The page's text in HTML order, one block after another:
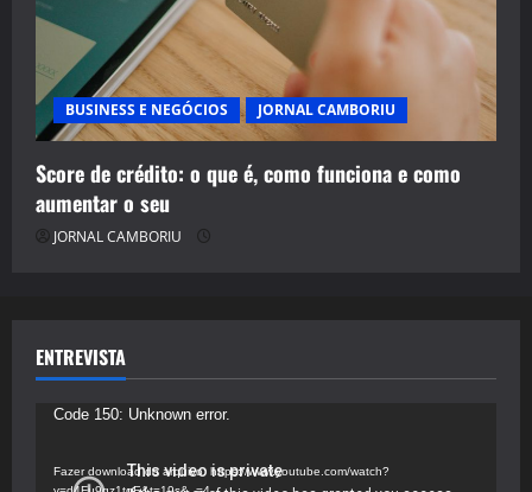
BUSINESS E NEGÓCIOS JORNAL CAMBORIU
Score de crédito: o que é, como funciona e como
aumentar o seu
JORNAL CAMBORIU
ENTREVISTA
Tocador
vídeo
Code 150: Unknown error.
Fazer download do arquivo: https://www.youtube.com/watch?